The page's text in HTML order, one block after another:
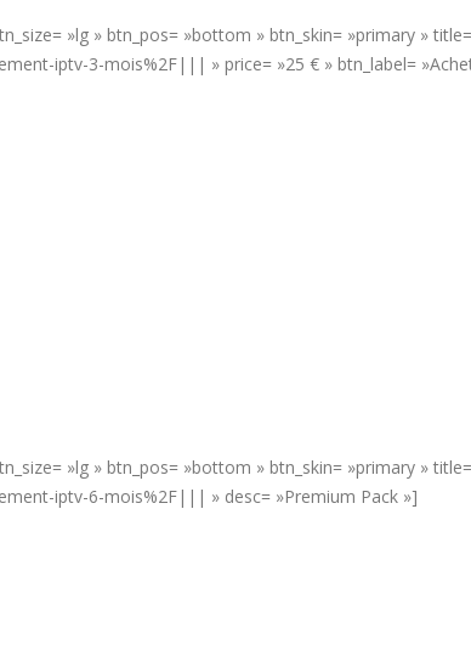
»lg » btn_pos= »bottom » btn_skin= »primary »
iptv-3-mois%2F||| » price= »25 € » btn_label=
»lg » btn_pos= »bottom » btn_skin= »primary »
iptv-6-mois%2F||| » desc= »Premium Pack »]